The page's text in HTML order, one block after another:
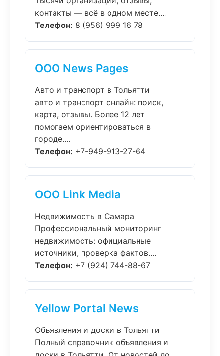
контакты — всё в одном месте....
Телефон: 8 (956) 999 16 78
ООО News Pages
Авто и транспорт в Тольятти
авто и транспорт онлайн: поиск,
карта, отзывы. Более 12 лет
помогаем ориентироваться в
городе....
Телефон: +7-949-913-27-64
ООО Link Media
Недвижимость в Самара
Профессиональный мониторинг
недвижимость: официальные
источники, проверка фактов....
Телефон: +7 (924) 744-88-67
Yellow Portal News
Объявления и доски в Тольятти
Полный справочник объявления и